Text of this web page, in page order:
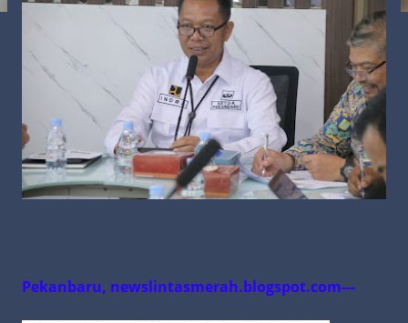
Pekanbaru, newslintasmerah.blogspot.com---